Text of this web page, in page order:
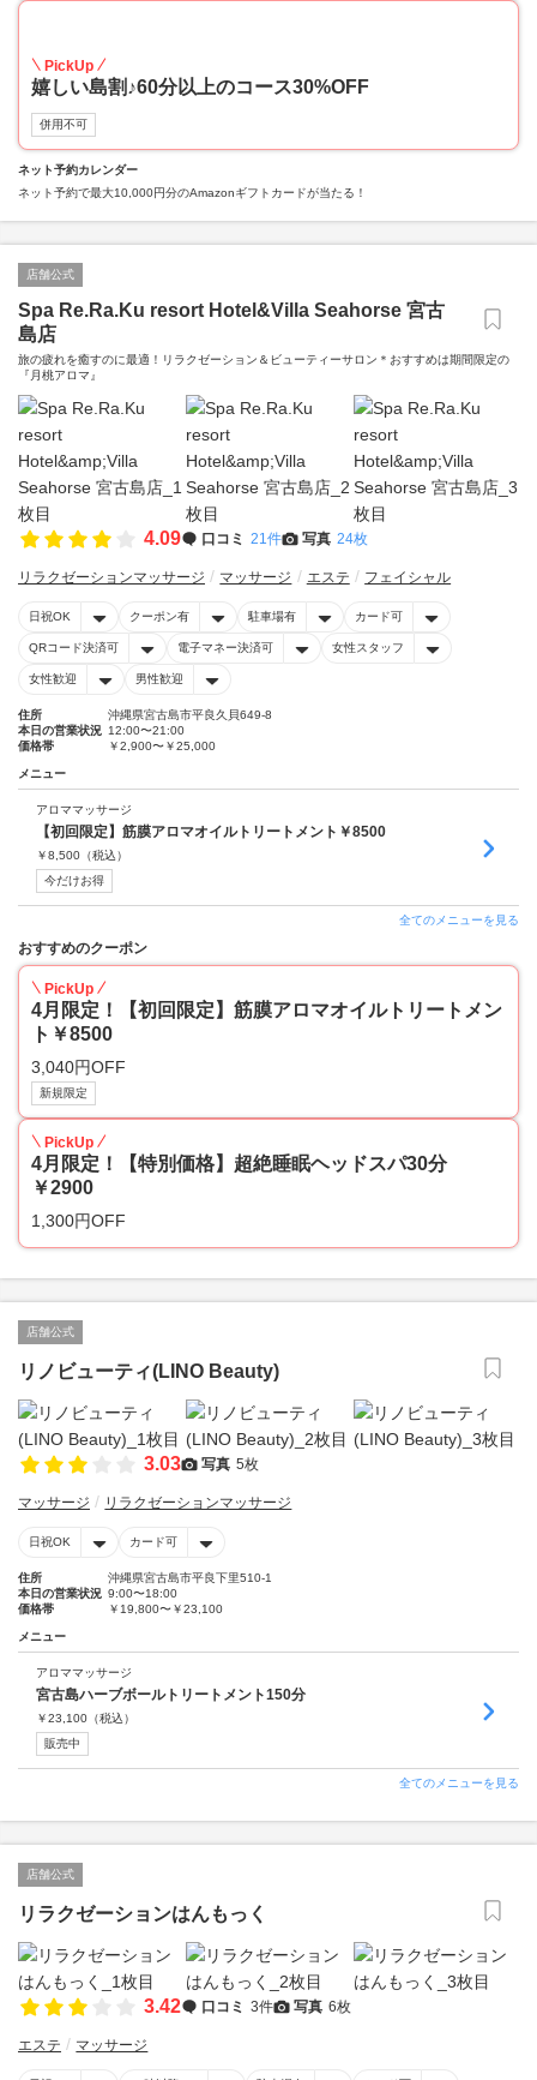
PickUp
嬉しい島割♪60分以上のコース30%OFF
併用不可
ネット予約カレンダー
ネット予約で最大10,000円分のAmazonギフトカードが当たる！
店舗公式
Spa Re.Ra.Ku resort Hotel&Villa Seahorse 宮古
島店
旅の疲れを癒すのに最適！リラクゼーション＆ビューティーサロン＊おすすめは期間限定の
『月桃アロマ』
4.09 口コミ 21件 写真 24枚
リラクゼーションマッサージ マッサージ エステ フェイシャル
日祝OK クーポン有 駐車場有 カード可
QRコード決済可 電子マネー決済可 女性スタッフ
女性歓迎 男性歓迎
住所
沖縄県宮古島市平良久貝649-8
本日の営業状況 12:00〜21:00
価格帯
￥2,900〜￥25,000
メニュー
アロママッサージ
【初回限定】筋膜アロマオイルトリートメント￥8500
￥8,500 （税込）
今だけお得
全てのメニューを見る
おすすめのクーポン
PickUp
4月限定！【初回限定】筋膜アロマオイルトリートメン
ト￥8500
3,040円OFF
新規限定
PickUp
4月限定！【特別価格】超絶睡眠ヘッドスパ30分
￥2900
1,300円OFF
店舗公式
リノビューティ(LINO Beauty)
3.03 写真 5枚
マッサージ リラクゼーションマッサージ
日祝OK カード可
住所
沖縄県宮古島市平良下里510-1
本日の営業状況 9:00〜18:00
価格帯
￥19,800〜￥23,100
メニュー
アロママッサージ
宮古島ハーブボールトリートメント150分
￥23,100 （税込）
販売中
全てのメニューを見る
店舗公式
リラクゼーションはんもっく
3.42 口コミ 3件 写真 6枚
エステ マッサージ